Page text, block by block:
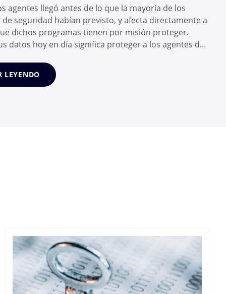
agentes llegó antes de lo que la mayoría de los
seguridad habían previsto, y afecta directamente a
dichos programas tienen por misión proteger.
datos hoy en día significa proteger a los agentes de
de meses, el empleado medio ha adoptado un
herramientas...
LEYENDO